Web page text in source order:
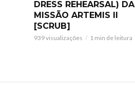
DRESS REHEARSAL) DA
MISSÃO ARTEMIS II
[SCRUB]
939 visualizações 1 min de leitura